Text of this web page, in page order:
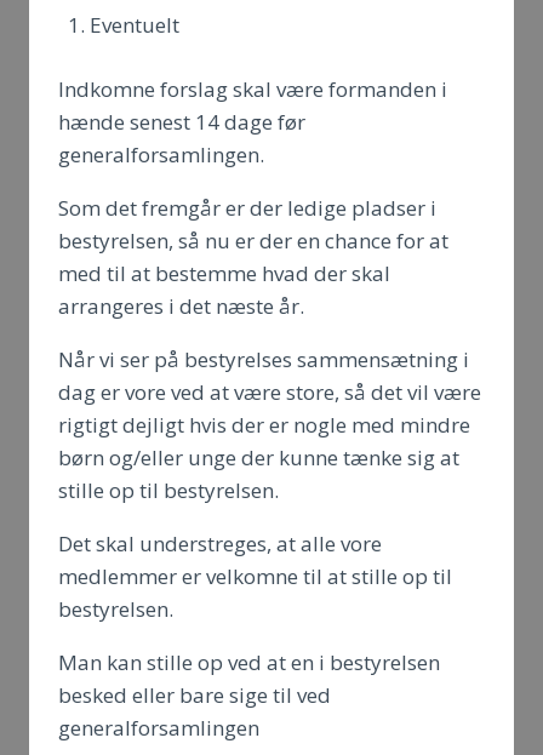
Eventuelt
Indkomne forslag skal være formanden i
hænde senest 14 dage før
generalforsamlingen.
Som det fremgår er der ledige pladser i
bestyrelsen, så nu er der en chance for at
med til at bestemme hvad der skal
arrangeres i det næste år.
Når vi ser på bestyrelses sammensætning i
dag er vore ved at være store, så det vil være
rigtigt dejligt hvis der er nogle med mindre
børn og/eller unge der kunne tænke sig at
stille op til bestyrelsen.
Det skal understreges, at alle vore
medlemmer er velkomne til at stille op til
bestyrelsen.
Man kan stille op ved at en i bestyrelsen
besked eller bare sige til ved
generalforsamlingen